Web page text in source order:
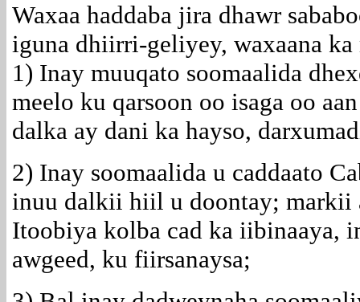
Waxaa haddaba jira dhawr
iguna dhiirri-geliyey, waxaana ka
1) Inay muuqato soomaalida
meelo ku qarsoon oo isaga oo
dalka ay dani ka hayso,
2) Inay soomaalida u caddaato
inuu dalkii hiil u doontay; markii
Itoobiya kolba cad ka iibinaaya,
awgeed, ku fiirsanaysa;